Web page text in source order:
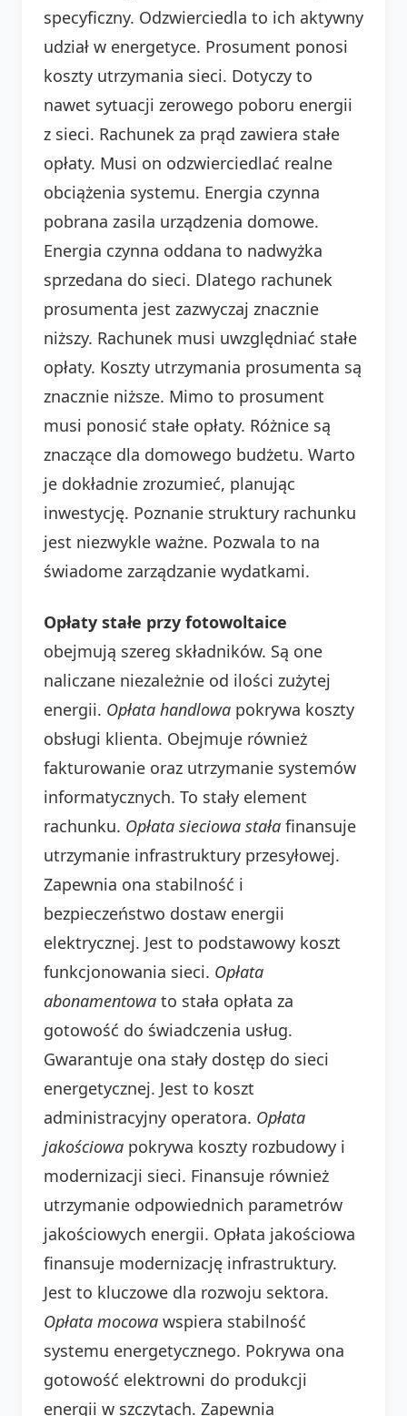
specyficzny. Odzwierciedla to ich aktywny
udział w energetyce. Prosument ponosi
koszty utrzymania sieci. Dotyczy to
nawet sytuacji zerowego poboru energii
z sieci. Rachunek za prąd zawiera stałe
opłaty. Musi on odzwierciedlać realne
obciążenia systemu. Energia czynna
pobrana zasila urządzenia domowe.
Energia czynna oddana to nadwyżka
sprzedana do sieci. Dlatego rachunek
prosumenta jest zazwyczaj znacznie
niższy. Rachunek musi uwzględniać stałe
opłaty. Koszty utrzymania prosumenta są
znacznie niższe. Mimo to prosument
musi ponosić stałe opłaty. Różnice są
znaczące dla domowego budżetu. Warto
je dokładnie zrozumieć, planując
inwestycję. Poznanie struktury rachunku
jest niezwykle ważne. Pozwala to na
świadome zarządzanie wydatkami.
Opłaty stałe przy fotowoltaice
obejmują szereg składników. Są one
naliczane niezależnie od ilości zużytej
energii. Opłata handlowa pokrywa koszty
obsługi klienta. Obejmuje również
fakturowanie oraz utrzymanie systemów
informatycznych. To stały element
rachunku. Opłata sieciowa stała finansuje
utrzymanie infrastruktury przesyłowej.
Zapewnia ona stabilność i
bezpieczeństwo dostaw energii
elektrycznej. Jest to podstawowy koszt
funkcjonowania sieci. Opłata
abonamentowa to stała opłata za
gotowość do świadczenia usług.
Gwarantuje ona stały dostęp do sieci
energetycznej. Jest to koszt
administracyjny operatora. Opłata
jakościowa pokrywa koszty rozbudowy i
modernizacji sieci. Finansuje również
utrzymanie odpowiednich parametrów
jakościowych energii. Opłata jakościowa
finansuje modernizację infrastruktury.
Jest to kluczowe dla rozwoju sektora.
Opłata mocowa wspiera stabilność
systemu energetycznego. Pokrywa ona
gotowość elektrowni do produkcji
energii w szczytach. Zapewnia